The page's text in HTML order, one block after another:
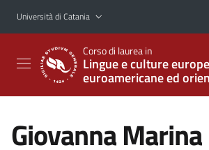
Vai al contenuto principale
Vai al menu di navigazione
Università di Catania
Corso di laurea in
Lingue e culture
euroamericane ed
Giovanna Marina